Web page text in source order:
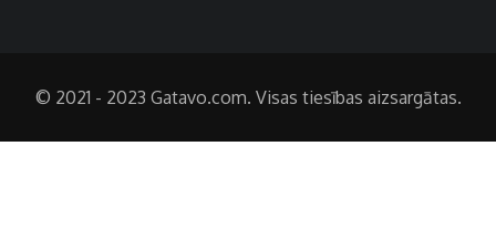
© 2021 - 2023 Gatavo.com. Visas tiesības aizsargātas.